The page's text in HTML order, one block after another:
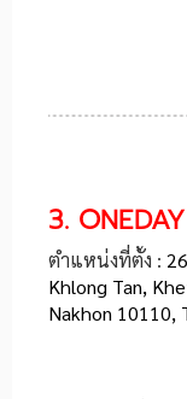
3.
ตำแหน่งที่ตั้ง :
Khlong Tan,
Nakhon 10110,